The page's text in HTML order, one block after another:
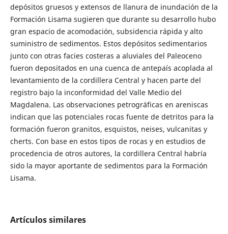
depósitos gruesos y extensos de llanura de inundación de la
Formación Lisama sugieren que durante su desarrollo hubo
gran espacio de acomodación, subsidencia rápida y alto
suministro de sedimentos. Estos depósitos sedimentarios
junto con otras facies costeras a aluviales del Paleoceno
fueron depositados en una cuenca de antepaís acoplada al
levantamiento de la cordillera Central y hacen parte del
registro bajo la inconformidad del Valle Medio del
Magdalena. Las observaciones petrográficas en areniscas
indican que las potenciales rocas fuente de detritos para la
formación fueron granitos, esquistos, neises, vulcanitas y
cherts. Con base en estos tipos de rocas y en estudios de
procedencia de otros autores, la cordillera Central habría
sido la mayor aportante de sedimentos para la Formación
Lisama.
Artículos similares